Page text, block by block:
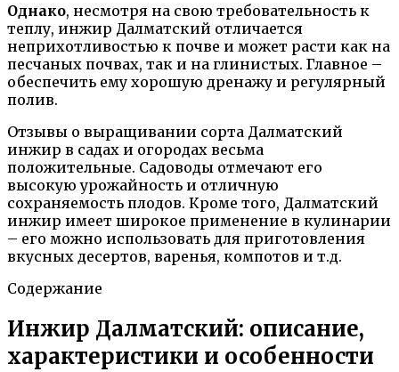
Однако, несмотря на свою требовательность к
теплу, инжир Далматский отличается
неприхотливостью к почве и может расти как на
песчаных почвах, так и на глинистых. Главное –
обеспечить ему хорошую дренажу и регулярный
полив.
Отзывы о выращивании сорта Далматский
инжир в садах и огородах весьма
положительные. Садоводы отмечают его
высокую урожайность и отличную
сохраняемость плодов. Кроме того, Далматский
инжир имеет широкое применение в кулинарии
– его можно использовать для приготовления
вкусных десертов, варенья, компотов и т.д.
Содержание
Инжир Далматский: описание,
характеристики и особенности